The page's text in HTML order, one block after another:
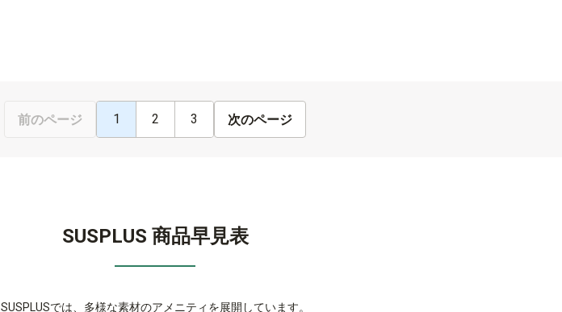
前のページ 1 2 3 次のページ
SUSPLUS 商品早見表
SUSPLUSでは、多様な素材のアメニティを展開しています。